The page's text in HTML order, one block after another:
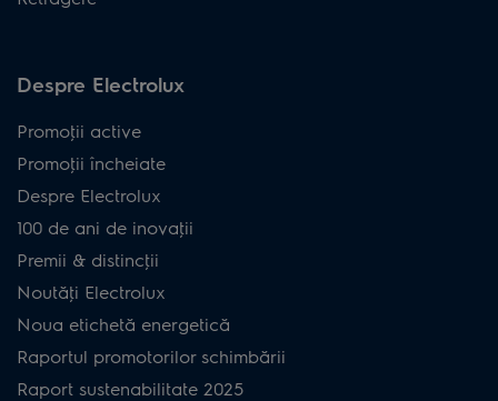
Despre Electrolux
Promoţii active
Promoţii încheiate
Despre Electrolux
100 de ani de inovaţii
Premii & distincţii
Noutăţi Electrolux
Noua etichetă energetică
Raportul promotorilor schimbării
Raport sustenabilitate 2025